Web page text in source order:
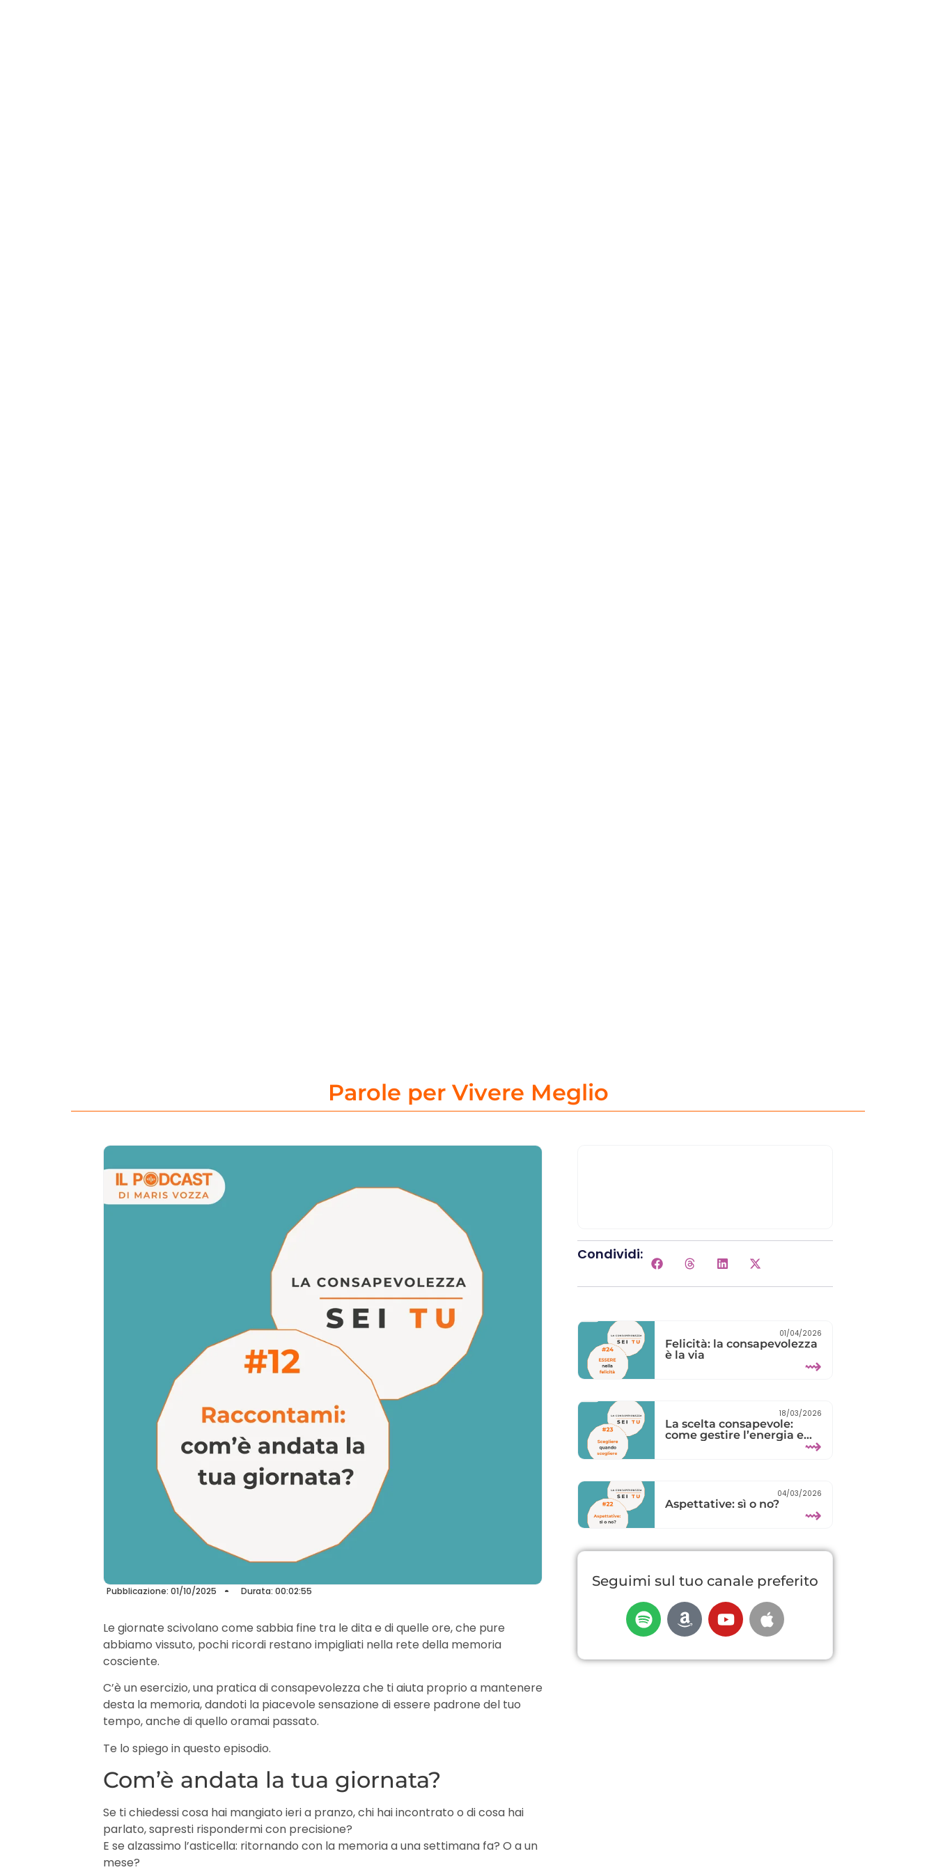
Parole per Vivere Meglio
Pubblicazione: 01/10/2025 Durata: 00:02:55
Le giornate scivolano come sabbia fine tra le dita e di quelle ore, che pure
abbiamo vissuto, pochi ricordi restano impigliati nella rete della memoria
cosciente.
C’è un esercizio, una pratica di consapevolezza che ti aiuta proprio a mantenere
desta la memoria, dandoti la piacevole sensazione di essere padrone del tuo
tempo, anche di quello oramai passato.
Te lo spiego in questo episodio.
Com’è andata la tua giornata?
Se ti chiedessi cosa hai mangiato ieri a pranzo, chi hai incontrato o di cosa hai
parlato, sapresti rispondermi con precisione?
E se alzassimo l’asticella: ritornando con la memoria a una settimana fa? O a un
mese?
Condividi:
01/04/2026
Felicità: la consapevolezza
è la via
⇝
18/03/2026
La scelta consapevole:
come gestire l’energia e⇝
04/03/2026
Aspettative: sì o no? ⇝
Seguimi sul tuo canale preferito